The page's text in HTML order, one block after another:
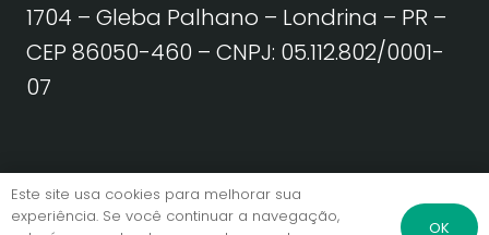
1704 – Gleba Palhano – Londrina – PR –
CEP 86050-460 – CNPJ: 05.112.802/0001-
07
Política de Privacidade | Termos de Uso
Este site usa cookies para melhorar sua
experiência. Se você continuar a navegação,
OK